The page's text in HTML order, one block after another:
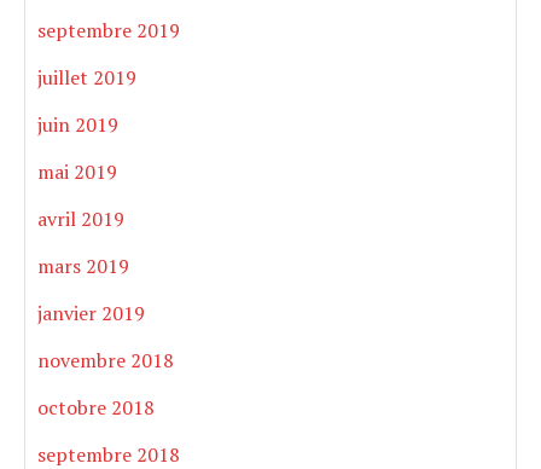
septembre 2019
juillet 2019
juin 2019
mai 2019
avril 2019
mars 2019
janvier 2019
novembre 2018
octobre 2018
septembre 2018